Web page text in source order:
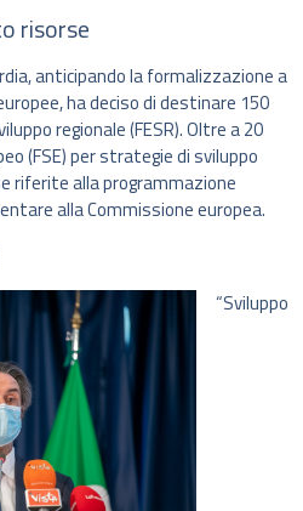
risorse
anticipando la formalizzazione a
ha deciso di destinare 150
regionale (FESR). Oltre a 20
(FSE) per strategie di sviluppo
riferite alla programmazione
alla Commissione europea.
“Sviluppo